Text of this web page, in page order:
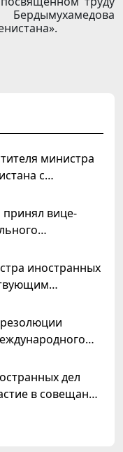
министра
с
принял вице-
иностранных
дел
в совещании
Азия –